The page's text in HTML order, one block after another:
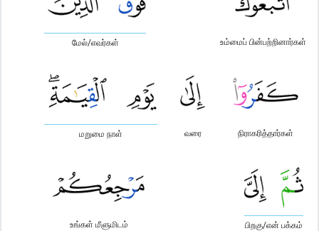
உம்மைப் பின்பற்றினார்கள்
மேல்/எவர்கள்
நிராகரித்தார்கள்
வரை
மறுமை நாள்
பிறகு/என் பக்கம்
உங்கள் மீளுமிடம்